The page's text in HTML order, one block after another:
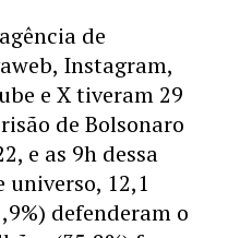
de
Instagram,
e X tiveram 29
de Bolsonaro
e as 9h dessa
universo, 12,1
defenderam o